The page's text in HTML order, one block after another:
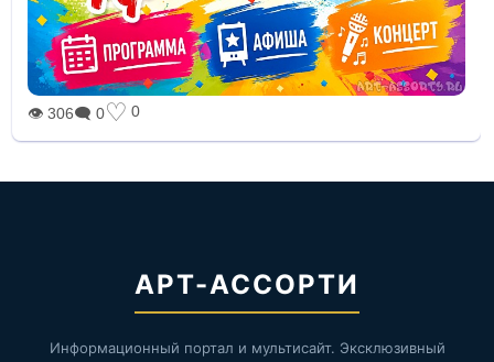
👁 306🗨 0♡ 0
АРТ-АССОРТИ
Информационный портал и мультисайт. Эксклюзивный